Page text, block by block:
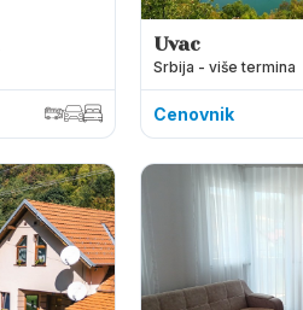
Uvac
Srbija - više termina
Cenovnik